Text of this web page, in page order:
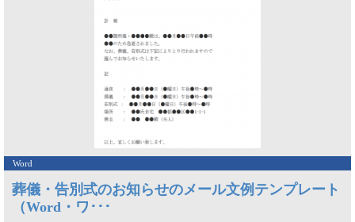
Word
葬儀・告別式のお知らせのメール文例テンプレート
（Word・ワ･･･